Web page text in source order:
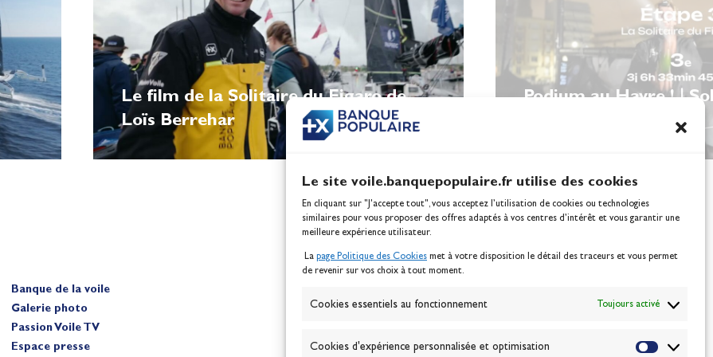
Le site voile.banquepopulaire.fr utilise des cookies
En cliquant sur "J'accepte tout", vous acceptez l’utilisation de cookies ou technologies
similaires pour vous proposer des offres adaptés à vos centres d’intérêt et vous garantir une
meilleure expérience utilisateur.
La page Politique des Cookies met à votre disposition le détail des traceurs et vous permet
de revenir sur vos choix à tout moment.
Cookies essentiels au fonctionnement Toujours activé
Cookies d'expérience personnalisée et optimisation
Le film de la Solitaire du Figaro de
Loïs Berrehar
Podium au Havre ! |
Banque de la voile
Galerie photo
Passion Voile TV
Espace presse
ABONNEZ-VOUS